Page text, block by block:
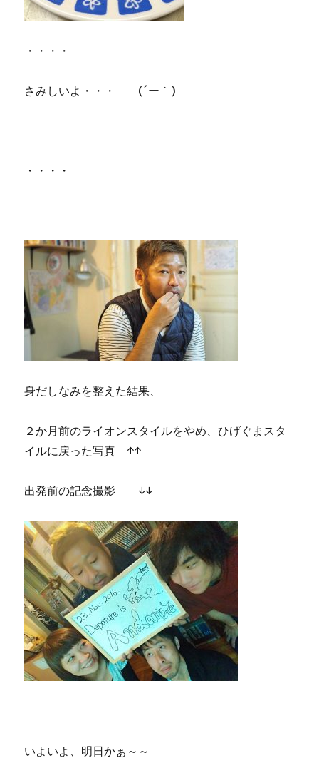
・・・・
さみしいよ・・・ (´ー｀)
・・・・
身だしなみを整えた結果、
２か月前のライオンスタイルをやめ、ひげぐまスタ
イルに戻った写真 ↑↑
出発前の記念撮影 ↓↓
いよいよ、明日かぁ～～